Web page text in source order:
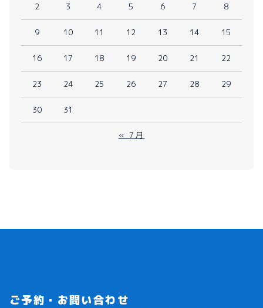
2 3 4 5 6 7 8
9 10 11 12 13 14 15
16 17 18 19 20 21 22
23 24 25 26 27 28 29
30 31
« 7月
ご予約・お問い合わせ